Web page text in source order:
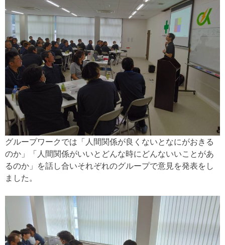
グループワークでは「人間関係が良くないとなにがおきる
のか」「人間関係がいいとどんな時にどんないいことがあ
るのか」を話し合いそれぞれのグループで意見を発表をし
ました。